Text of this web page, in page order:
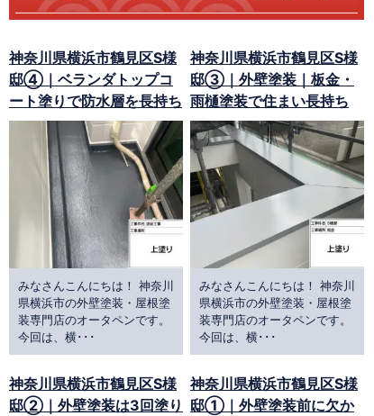
神奈川県横浜市鶴見区S様
邸④｜ベランダトップコ
ート塗りで防水層を長持ち
みなさんこんにちは！ 神奈川
県横浜市の外壁塗装・屋根塗
装専門店のオータペンです。
今回は、横･･･
神奈川県横浜市鶴見区S様
邸③｜外壁塗装｜板金・
雨樋塗装で住まい長持ち
みなさんこんにちは！ 神奈川
県横浜市の外壁塗装・屋根塗
装専門店のオータペンです。
今回は、横･･･
神奈川県横浜市鶴見区S様
邸②｜外壁塗装は3回塗り
神奈川県横浜市鶴見区S様
邸①｜外壁塗装前に欠か